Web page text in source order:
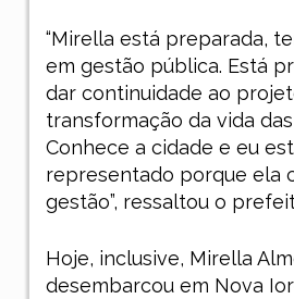
“Mirella está preparada,
em gestão pública. Está
dar continuidade ao
transformação da vida
Conhece a cidade e eu
representado porque ela
gestão”, ressaltou o
Hoje, inclusive, Mirella
desembarcou em Nova